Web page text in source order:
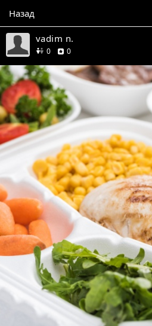
Назад
vadim n.
0друзей
0отзывов